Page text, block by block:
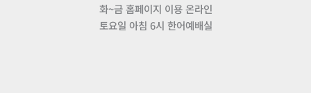
화~금 홈페이지 이용 온라인
토요일 아침 6시 한어예배실